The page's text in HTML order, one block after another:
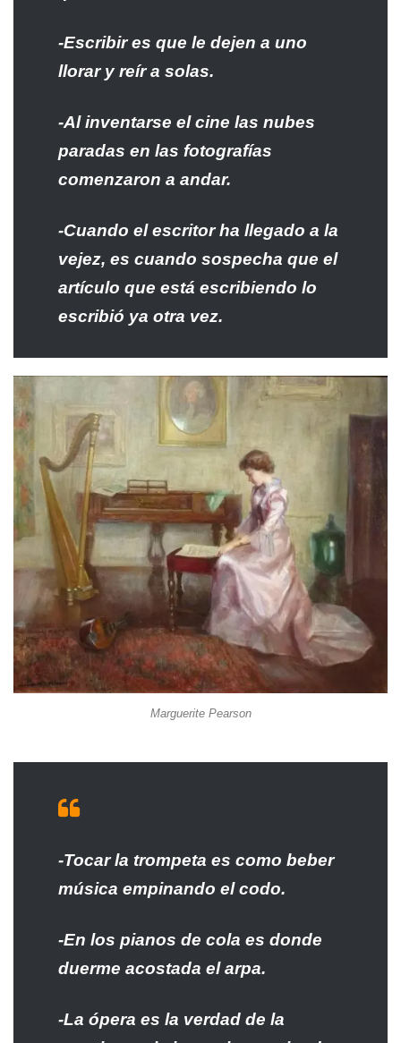
-Escribir es que le dejen a uno
llorar y reír a solas.
-Al inventarse el cine las nubes
paradas en las fotografías
comenzaron a andar.
-Cuando el escritor ha llegado a la
vejez, es cuando sospecha que el
artículo que está escribiendo lo
escribió ya otra vez.
Marguerite Pearson
-Tocar la trompeta es como beber
música empinando el codo.
-En los pianos de cola es donde
duerme acostada el arpa.
-La ópera es la verdad de la